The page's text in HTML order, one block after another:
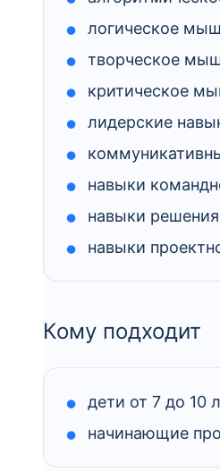
логическое
творческое
критическое
лидерские
навыки
навыки
навыки
Кому подходит
дети от 7 до 10
начинающие